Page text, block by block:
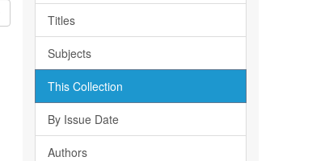
Titles
Subjects
This Collection
By Issue Date
Authors